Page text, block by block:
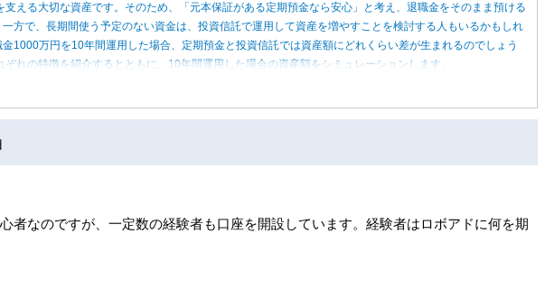
支える大切な資産です。そのため、「元本保証がある定期預金なら安心」と考え、退職金をそのまま預ける
方で、長期間使う予定のない資金は、投資信託で運用して資産を増やすことを検討する人もいるかもしれ
1000万円を10年間運用した場合、定期預金と投資信託では資産額にどれくらい差が生まれるのでしょう
ぞれの特徴を紹介するとともに、10年間運用した場合の資産額をシミュレーションします。
者なのですが、一定数の経験者も口座を開設しています。経験者はロボアドに何を期